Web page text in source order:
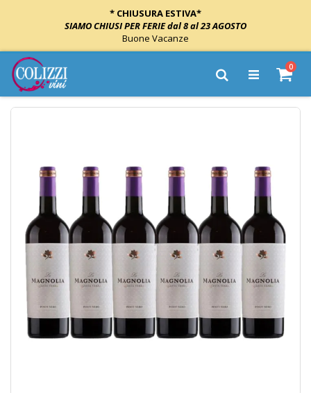
* CHIUSURA ESTIVA*
SIAMO CHIUSI PER FERIE dal 8 al 23 AGOSTO
Buone Vacanze
Salta
al
contenuto
Cart
0
Cerca
Vai